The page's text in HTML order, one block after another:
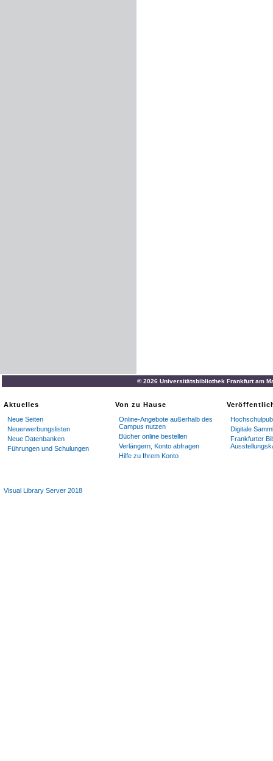
© 2026 Universitätsbibliothek Frankfurt am
Aktuelles
Neue Seiten
Neuerwerbungslisten
Neue Datenbanken
Führungen und Schulungen
Von zu Hause
Online-Angebote außerhalb des
Campus nutzen
Bücher online bestellen
Verlängern, Konto abfragen
Hilfe zu Ihrem Konto
Digitale
Frankfurter
Visual Library Server 2018